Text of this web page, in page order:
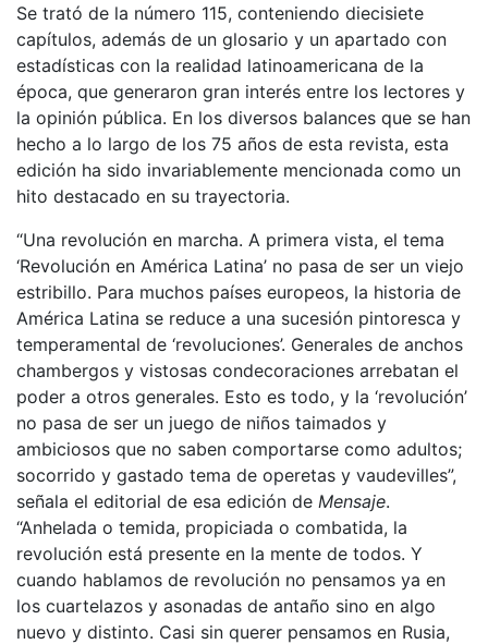
Se trató de la número 115, conteniendo diecisiete
capítulos, además de un glosario y un apartado con
estadísticas con la realidad latinoamericana de la
época, que generaron gran interés entre los lectores y
la opinión pública. En los diversos balances que se han
hecho a lo largo de los 75 años de esta revista, esta
edición ha sido invariablemente mencionada como un
hito destacado en su trayectoria.
“Una revolución en marcha. A primera vista, el tema
‘Revolución en América Latina’ no pasa de ser un viejo
estribillo. Para muchos países europeos, la historia de
América Latina se reduce a una sucesión pintoresca y
temperamental de ‘revoluciones’. Generales de anchos
chambergos y vistosas condecoraciones arrebatan el
poder a otros generales. Esto es todo, y la ‘revolución’
no pasa de ser un juego de niños taimados y
ambiciosos que no saben comportarse como adultos;
socorrido y gastado tema de operetas y vaudevilles”,
señala el editorial de esa edición de Mensaje.
“Anhelada o temida, propiciada o combatida, la
revolución está presente en la mente de todos. Y
cuando hablamos de revolución no pensamos ya en
los cuartelazos y asonadas de antaño sino en algo
nuevo y distinto. Casi sin querer pensamos en Rusia,